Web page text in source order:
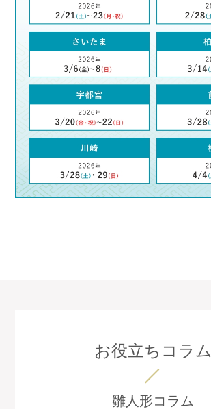
お役立ちコラム
雛人形コラム